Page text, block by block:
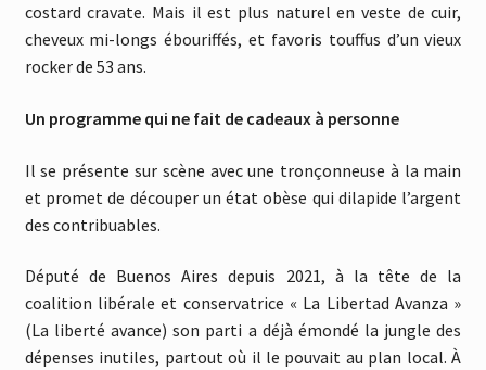
costard cravate. Mais il est plus naturel en veste de cuir,
cheveux mi-longs ébouriffés, et favoris touffus d’un vieux
rocker de 53 ans.
Un programme qui ne fait de cadeaux à personne
Il se présente sur scène avec une tronçonneuse à la main
et promet de découper un état obèse qui dilapide l’argent
des contribuables.
Député de Buenos Aires depuis 2021, à la tête de la
coalition libérale et conservatrice « La Libertad Avanza »
(La liberté avance) son parti a déjà émondé la jungle des
dépenses inutiles, partout où il le pouvait au plan local. À